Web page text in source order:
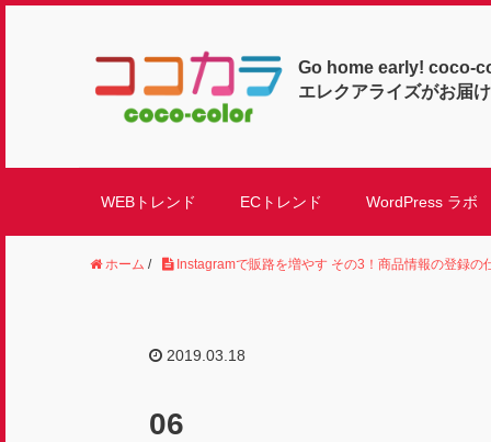
Go home early! coco-
エレクアライズがお届
WEBトレンド ECトレンド WordPress ラボ
ホーム / Instagramで販路を増やす その3！商品情報の登録の
2019.03.18
06